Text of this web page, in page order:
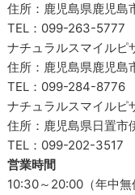
住所：鹿児島県鹿児
TEL：099-263-5777
ナチュラルスマイルピ
住所：鹿児島県鹿児島
TEL：099-284-8776
ナチュラルスマイルピ
住所：鹿児島県日置市
TEL：099-202-3517
営業時間
10:30～20:00（年中無